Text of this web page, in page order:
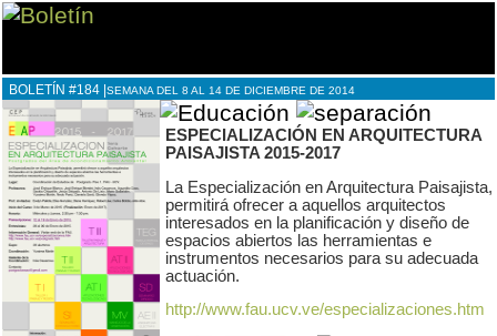
BOLETÍN #184 |SEMANA DEL 8 AL 14 DE DICIEMBRE DE 2014
ESPECIALIZACIÓN EN ARQUITECTURA
PAISAJISTA 2015-2017
La Especialización en Arquitectura Paisajista,
permitirá ofrecer a aquellos arquitectos
interesados en la planificación y diseño de
espacios abiertos las herramientas e
instrumentos necesarios para su adecuada
actuación.
http://www.fau.ucv.ve/especializaciones.htm